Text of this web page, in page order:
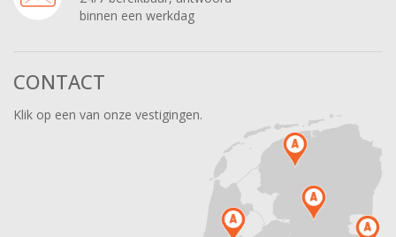
binnen een werkdag
CONTACT
Klik op een van onze vestigingen.